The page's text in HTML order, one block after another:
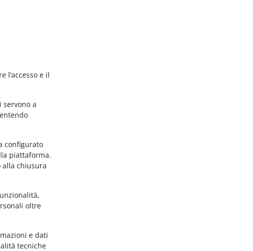
l’accesso e il
a
configurato
piattaforma.
alla chiusura
oltre
e dati
tecniche